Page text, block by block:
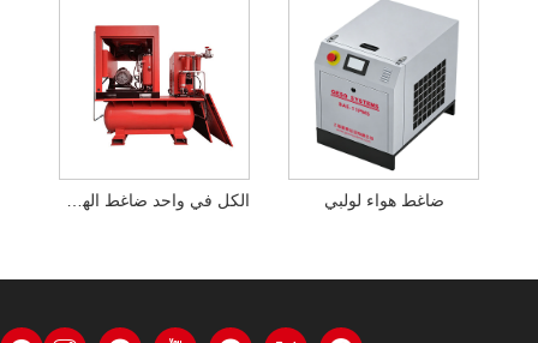
ضاغط هواء لولبي